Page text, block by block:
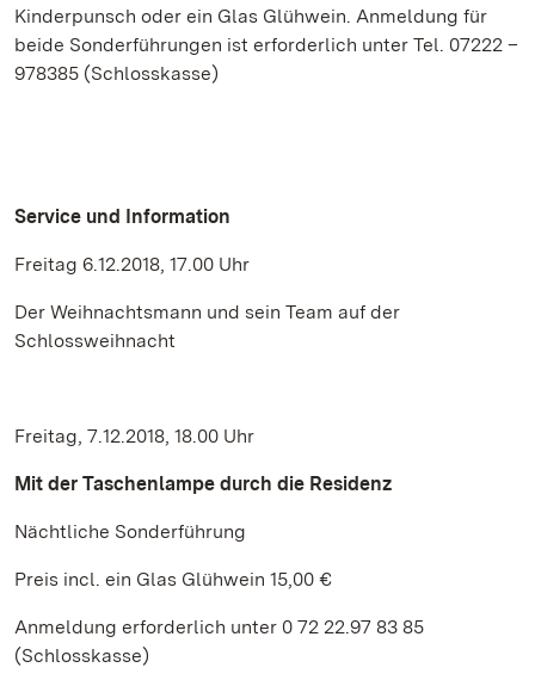
Kinderpunsch oder ein Glas Glühwein. Anmeldung für
beide Sonderführungen ist erforderlich unter Tel. 07222 –
978385 (Schlosskasse)
Service und Information
Freitag 6.12.2018, 17.00 Uhr
Der Weihnachtsmann und sein Team auf der
Schlossweihnacht
Freitag, 7.12.2018, 18.00 Uhr
Mit der Taschenlampe durch die Residenz
Nächtliche Sonderführung
Preis incl. ein Glas Glühwein 15,00 €
Anmeldung erforderlich unter 0 72 22.97 83 85
(Schlosskasse)